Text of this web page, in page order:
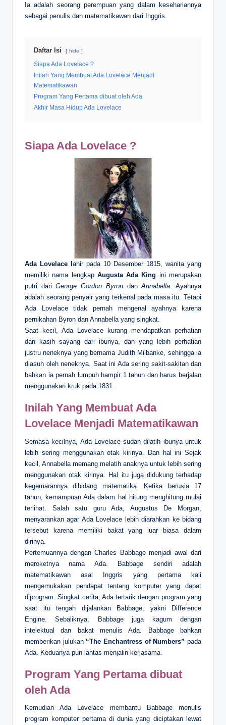
Ia adalah seorang perempuan yang dalam kesehariannya
sebagai penulis dan matematikawan dari Inggris.
Daftar Isi hide
Siapa Ada Lovelace ?
Inilah Yang Membuat Ada Lovelace Menjadi
Matematikawan
Program Yang Pertama dibuat oleh Ada
Akhir Masa Hidup Ada Lovelace
Siapa Ada Lovelace ?
Ada Lovelace l ahir pada 10 Desember 1815, wanita yang
memiliki nama lengkap Augusta Ada King ini merupakan
putri dariGeorge Gordon ByrondanAnnabella. Ayahnya
adalah seorang penyair yang terkenal pada masa itu. Tetapi
Ada Lovelace tidak pernah mengenal ayahnya karena
pernikahan Byron dan Annabella yang singkat.
Saat kecil, Ada Lovelace kurang mendapatkan perhatian
dan kasih sayang dari ibunya, dan yang lebih perhatian
justru neneknya yang bernama Judith Milbanke, sehingga ia
diasuh oleh neneknya. Saat ini Ada sering sakit-sakitan dan
bahkan ia pernah lumpuh hampir 1 tahun dan harus berjalan
menggunakan kruk pada 1831.
Inilah Yang Membuat Ada
Lovelace Menjadi Matematikawan
Semasa kecilnya, Ada Lovelace sudah dilatih ibunya untuk
lebih sering menggunakan otak kirinya. Dan hal ini Sejak
kecil, Annabella memang melatih anaknya untuk lebih sering
menggunakan otak kirinya. Hal itu juga didukung terhadap
kegemarannya dibidang matematika. Ketika berusia 17
tahun, kemampuan Ada dalam hal hitung menghitung mulai
terlihat. Salah satu guru Ada, Augustus De Morgan,
menyarankan agar Ada Lovelace lebih diarahkan ke bidang
tersebut karena memiliki bakat yang luar biasa dalam
dirinya.
Pertemuannya dengan Charles Babbage menjadi awal dari
meroketnya nama Ada. Babbage sendiri adalah
matematikawan asal Inggris yang pertama kali
mengemukakan pendapat tentang komputer yang dapat
diprogram. Singkat cerita, Ada tertarik dengan program yang
saat itu tengah dijalankan Babbage, yakni Difference
Engine. Sebaliknya, Babbage juga kagum dengan
intelektual dan bakat menulis Ada. Babbage bahkan
memberikan julukan “The Enchantress of Numbers” pada
Ada. Keduanya pun lantas menjalin kerjasama.
Program Yang Pertama dibuat
oleh Ada
Kemudian Ada Lovelace membantu Babbage menulis
program komputer pertama di dunia yang diciptakan lewat